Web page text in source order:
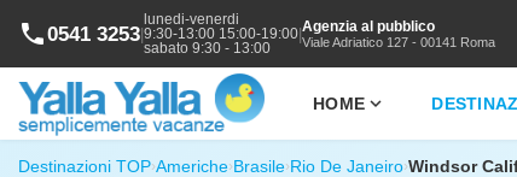
phone0541 3253|
lunedi-venerdi
9:30-13:00 15:00-19:00
sabato 9:30 - 13:00
|Agenzia al pubblico
Viale Adriatico 127 - 00141 Roma
HOME expand_more
Destinazioni TOP›Americhe›Brasile›Rio De Janeiro›Windsor